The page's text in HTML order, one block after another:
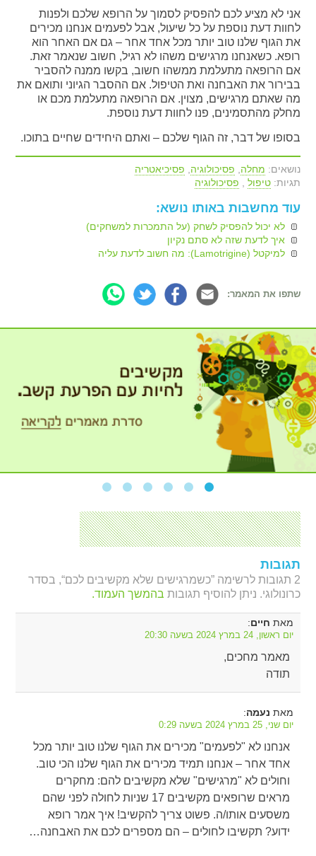
אני לא מציע לכם להפסיק לסמוך על הרופא שלכם ולפנות
לחוות דעת נוספת על כל שיעול, אבל לפעמים אנחנו מכירים
את הגוף שלנו טוב יותר מכל אחד אחר – גם אם האחר הוא
רופא. כשאנחנו מרגישים משהו לא רגיל, חשוב שנאמר זאת.
אם הרופאה מתעלמת ממשהו חשוב, בקשו ממנה להסביר
בבירור את האבחנה ואת הטיפול. אם ההסבר הגיוני ותואם את
מה שאתם מרגישים, מצוין. אם הרופאה מתעלמת מכם או
מחלק מהתסמינים, פנו לחוות דעת נוספת.
בסופו של דבר, זה הגוף שלכם – ואתם היחידים שחיים בתוכו.
נושאים: מחלה פסיכולוגיה
פסיכיאטריה
תגיות:טיפול פסיכולוגיה
עוד מחשבות באותו נושא:
לא יכול להפסיק לשחק (על התמכרות למשחקים)
איך לדעת שזה לא סתם נקיון
למיקטל (Lamotrigine): מה חשוב לדעת עליה
שתפו את המאמר:
תגובות
2 תגובות לרשימה ”כשמרגישים שלא מקשיבים לכם“, בסדר
כרונולוגי. ניתן להוסיף תגובות בהמשך העמוד.
מאת חיים:
יום ראשון, 24 במרץ 2024 בשעה 20:30
מאמר מחכים,
תודה
מאת נעמה:
יום שני, 25 במרץ 2024 בשעה 0:29
אנחנו לא "לפעמים" מכירים את הגוף שלנו טוב יותר מכל
אחד אחר – אנחנו תמיד מכירים את הגוף שלנו הכי טוב.
וחולים לא "מרגישים" שלא מקשיבים להם: מחקרים
מראים שרופאים מקשיבים 17 שניות לחולה לפני שהם
משסעים אותו/ה. פשוט צריך להקשיב! איך אמר רופא
ידוע? תקשיבו לחולים – הם מספרים לכם את האבחנה…